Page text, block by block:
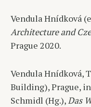
Vendula Hnídková
Architecture and
Prague 2020.
Vendula Hnídková,
Building), Prague,
Schmidl (Hg.),Das